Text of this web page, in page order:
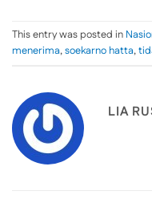
This entry was posted in
menerima,soekarno hatta,
LIA